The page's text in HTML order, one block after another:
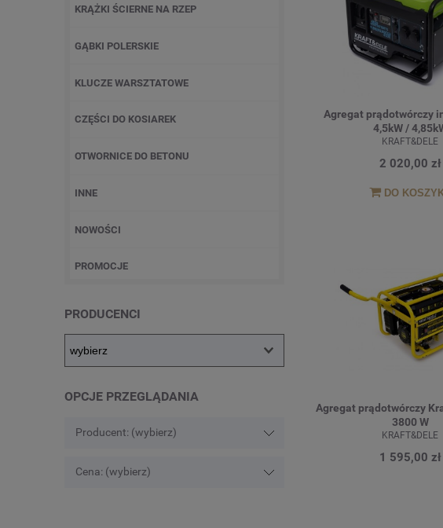
KRĄŻKI ŚCIERNE NA RZEP
GĄBKI POLERSKIE
KLUCZE WARSZTATOWE
CZĘŚCI DO KOSIAREK
OTWORNICE DO BETONU
INNE
NOWOŚCI
PROMOCJE
PRODUCENCI
OPCJE PRZEGLĄDANIA
Producent: (wybierz)
Cena: (wybierz)
Agregat prądotwórczy
4,5kW /
KRAFT&DELE
2 020,00 zł
DO
Agregat prądotwórczy
3800 W
KRAFT&DELE
1 595,00 zł